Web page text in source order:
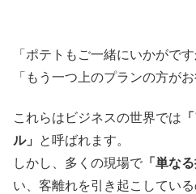
「ポテトもご一緒にいかがです
「もう一つ上のプランの方がお
これらはビジネスの世界では
ル」
と呼ばれます。
しかし、多くの現場で 「単な
い、客離れを引き起こしている